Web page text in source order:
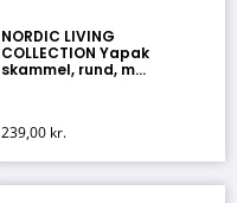
NORDIC LIVING
COLLECTION Yapak
skammel, rund, m...
239,00 kr.